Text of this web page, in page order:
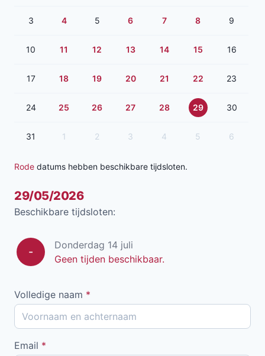
3 4 5 6 7 8 9
10 11 12 13 14 15 16
17 18 19 20 21 22 23
24 25 26 27 28 29 30
31 1 2 3 4 5 6
Rode datums hebben beschikbare tijdsloten.
29/05/2026
Beschikbare tijdsloten:
-
Donderdag 14 juli
Geen tijden beschikbaar.
Volledige naam *
Email *